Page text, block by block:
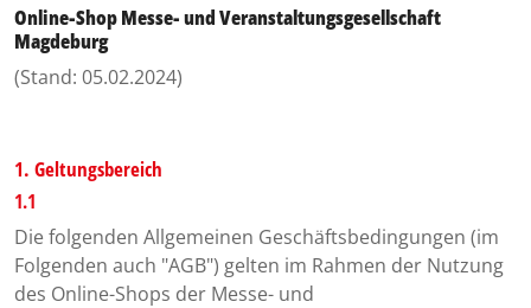
Online-Shop Messe- und Veranstaltungsgesellschaft
Magdeburg
(Stand: 05.02.2024)
1. Geltungsbereich
1.1
Die folgenden Allgemeinen Geschäftsbedingungen (im
Folgenden auch "AGB") gelten im Rahmen der Nutzung
des Online-Shops der Messe- und